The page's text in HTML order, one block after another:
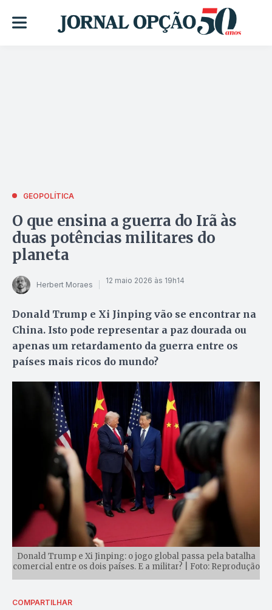
GEOPOLÍTICA
O que ensina a guerra do Irã às
duas potências militares do
planeta
Herbert Moraes 12 maio 2026 às 19h14
Donald Trump e Xi Jinping vão se encontrar na
China. Isto pode representar a paz dourada ou
apenas um retardamento da guerra entre os
países mais ricos do mundo?
Donald Trump e Xi Jinping: o jogo global passa pela batalha
comercial entre os dois países. E a militar? | Foto: Reprodução
COMPARTILHAR